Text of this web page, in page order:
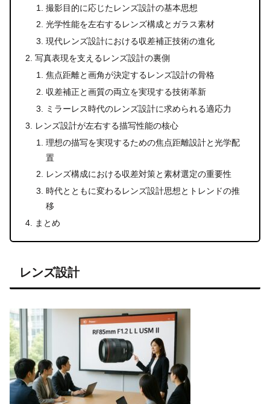
撮影目的に応じたレンズ設計の基本思想
光学性能を左右するレンズ構成とガラス素材
現代レンズ設計における収差補正技術の進化
写真表現を支えるレンズ設計の裏側
焦点距離と画角が決定するレンズ設計の骨格
収差補正と画質の両立を実現する技術革新
ミラーレス時代のレンズ設計に求められる適応力
レンズ設計が左右する描写性能の核心
理想の描写を実現するための焦点距離設計と光学配
置
レンズ構成における収差対策と素材選定の重要性
時代とともに変わるレンズ設計思想とトレンドの推
移
まとめ
レンズ設計